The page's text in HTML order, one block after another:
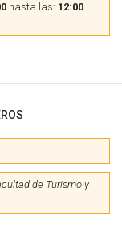
hasta las: 12:00
de Turismo y